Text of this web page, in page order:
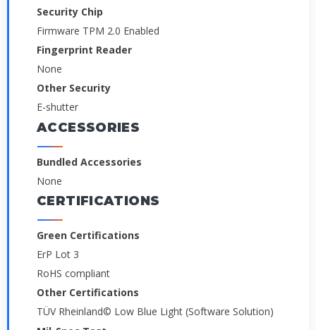
Security Chip
Firmware TPM 2.0 Enabled
Fingerprint Reader
None
Other Security
E-shutter
ACCESSORIES
Bundled Accessories
None
CERTIFICATIONS
Green Certifications
ErP Lot 3
RoHS compliant
Other Certifications
TÜV Rheinland© Low Blue Light (Software Solution)